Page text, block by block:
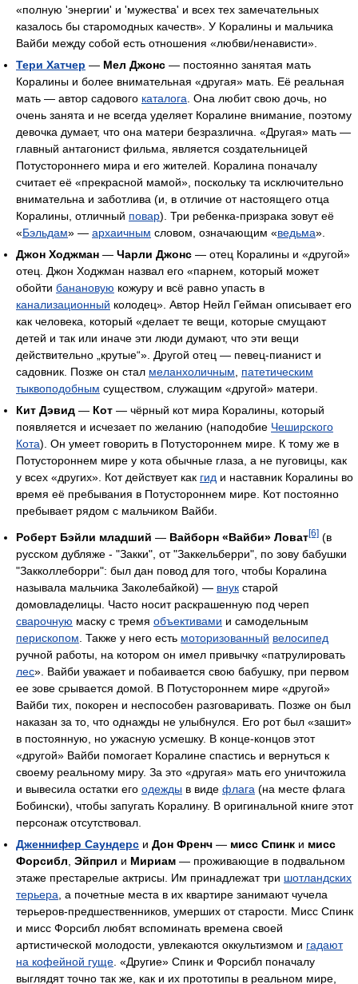
«полную 'энергии' и 'мужества' и всех тех замечательных
казалось бы старомодных качеств». У Коралины и мальчика
Вайби между собой есть отношения «любви/ненависти».
Тери Хатчер — Мел Джонс — постоянно занятая мать
Коралины и более внимательная «другая» мать. Её реальная
мать — автор садового каталога . Она любит свою дочь, но
очень занята и не всегда уделяет Коралине внимание, поэтому
девочка думает, что она матери безразлична. «Другая» мать —
главный антагонист фильма, является создательницей
Потустороннего мира и его жителей. Коралина поначалу
считает её «прекрасной мамой», поскольку та исключительно
внимательна и заботлива (и, в отличие от настоящего отца
Коралины, отличный повар). Три ребенка-призрака зовут её
«Бэльдам» — архаичным словом, означающим «ведьма».
Джон Ходжман — Чарли Джонс — отец Коралины и «другой»
отец. Джон Ходжман назвал его «парнем, который может
обойти банановую кожуру и всё равно упасть в
канализационный колодец». Автор Нейл Гейман описывает его
как человека, который «делает те вещи, которые смущают
детей и так или иначе эти люди думают, что эти вещи
действительно „крутые“». Другой отец — певец-пианист и
садовник. Позже он стал меланхоличным
патетическим
тыквоподобным существом, служащим «другой» матери.
Кит Дэвид — Кот — чёрный кот мира Коралины, который
появляется и исчезает по желанию (наподобие Чеширского
Кота). Он умеет говорить в Потустороннем мире. К тому же в
Потустороннем мире у кота обычные глаза, а не пуговицы, как
у всех «других». Кот действует как гид и наставник Коралины во
время её пребывания в Потустороннем мире. Кот постоянно
пребывает рядом с мальчиком Вайби.
Роберт Бэйли младший — Вайборн «Вайби» Ловат[6] (в
русском дубляже - "Закки", от "Заккельберри", по зову бабушки
"Закколлеборри": был дан повод для того, чтобы Коралина
называла мальчика Заколебайкой) — внук старой
домовладелицы. Часто носит раскрашенную под череп
сварочную маску с тремя объективами и самодельным
перископом . Также у него есть моторизованный велосипед
ручной работы, на котором он имел привычку «патрулировать
лес». Вайби уважает и побаивается свою бабушку, при первом
ее зове срывается домой. В Потустороннем мире «другой»
Вайби тих, покорен и неспособен разговаривать. Позже он был
наказан за то, что однажды не улыбнулся. Его рот был «зашит»
в постоянную, но ужасную усмешку. В конце-концов этот
«другой» Вайби помогает Коралине спастись и вернуться к
своему реальному миру. За это «другая» мать его уничтожила
и вывесила остатки его одежды в виде флага (на месте флага
Бобински), чтобы запугать Коралину. В оригинальной книге этот
персонаж отсутствовал.
Дженнифер Саундерс и Дон Френч — мисс Спинк и мисс
Форсибл Эйприл и Мириам — проживающие в подвальном
этаже престарелые актрисы. Им принадлежат три шотландских
терьера , а почетные места в их квартире занимают чучела
терьеров-предшественников, умерших от старости. Мисс Спинк
и мисс Форсибл любят вспоминать времена своей
артистической молодости, увлекаются оккультизмом и гадают
на кофейной гуще . «Другие» Спинк и Форсибл поначалу
выглядят точно так же, как и их прототипы в реальном мире,